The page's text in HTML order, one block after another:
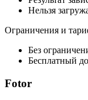
Нельзя
Ограничения и
Без
Бесплатный
Fotor